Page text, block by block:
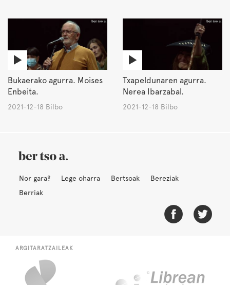
Bukaerako agurra. Moises
Enbeita.
2021-12-18 Bilbo
Txapeldunaren agurra.
Nerea Ibarzabal.
2021-12-18 Bilbo
Nor gara? Lege oharra Bertsoak
Bereziak
Berriak
ARGITARATZAILEAK